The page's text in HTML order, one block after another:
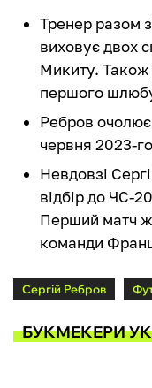
Тренер разом
виховує двох
Микиту. Також
першого
Ребров очолює
червня 2023-
Невдовзі
відбір до ЧС-
Перший матч
команди
Сергій Ребров
БУКМЕКЕРИ